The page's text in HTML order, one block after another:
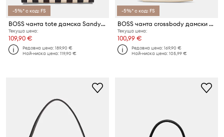
-5%* с код: FS
BOSS чанта tote дамска Sandy big Tote ST
Текуща цена:
109,90 €
Редовна цена:189,90 €
Най-ниска цена:119,90 €
-5%* с код: FS
BOSS чанта crossbody дамски Anett BB Crossbody
Текуща цена:
100,99 €
Редовна цена:169,90 €
Най-ниска цена:105,99 €